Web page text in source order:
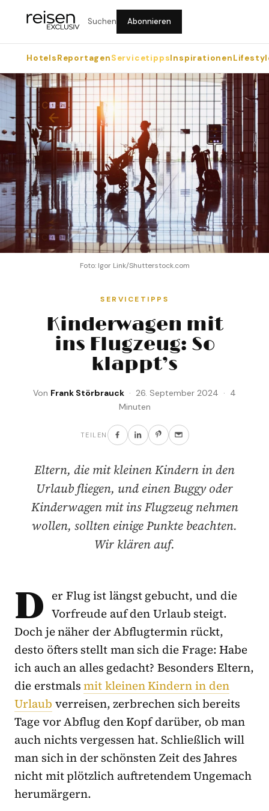
Suchen Abonnieren
HotelsReportagenServicetippsInspirationen
Foto: Igor Link/Shutterstock.com
SERVICETIPPS
Kinderwagen mit
ins Flugzeug: So
klappt’s
Von Frank Störbrauck · 26. September 2024 · 4
Minuten
TEILEN
Eltern, die mit kleinen Kindern in den
Urlaub fliegen, und einen Buggy oder
Kinderwagen mit ins Flugzeug nehmen
wollen, sollten einige Punkte beachten.
Wir klären auf.
D er Flug ist längst gebucht, und die
Vorfreude auf den Urlaub steigt.
Doch je näher der Abflugtermin rückt,
desto öfters stellt man sich die Frage: Habe
ich auch an alles gedacht? Besonders Eltern,
die erstmalsmit kleinen Kindern in den
Urlaub verreisen, zerbrechen sich bereits
Tage vor Abflug den Kopf darüber, ob man
auch nichts vergessen hat. Schließlich will
man sich in der schönsten Zeit des Jahres
nicht mit plötzlich auftretendem Ungemach
herumärgern.